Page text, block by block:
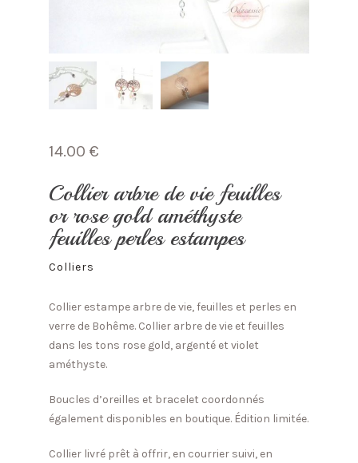
14.00 €
Collier arbre de vie feuilles
or rose gold améthyste
feuilles perles estampes
Colliers
Collier estampe arbre de vie, feuilles et perles en
verre de Bohême. Collier arbre de vie et feuilles
dans les tons rose gold, argenté et violet
améthyste.
Boucles d’oreilles et bracelet coordonnés
également disponibles en boutique. Édition limitée.
Collier livré prêt à offrir, en courrier suivi, en